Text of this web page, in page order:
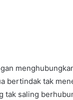
bertindak tak
tak saling